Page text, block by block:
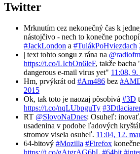
Twitter
Mrknutím cez nekonečný čas k
nástojčivo - nech to konečne
#JackLondon a #TulákPoHviezdach
| text tohto songu z rána na @radiofm
https://t.co/LIcbOn6leF, takže bacha
dangerous e-mail virus yet" 11:08,
Hm, prvýkrát od #Am486 bez
2015
Ok, tak toto je naozaj pôsobivá #3D
https://t.co/nqLUbpguTy
RT @SlovoNaDnes: Osuheľ:
usadenina v podobe ľadových
stromov visela osuheľ. 11:04, 12.
64-bitový #Mozilla #Firefox
https://t.co/gAtgrAG6bL #64bit